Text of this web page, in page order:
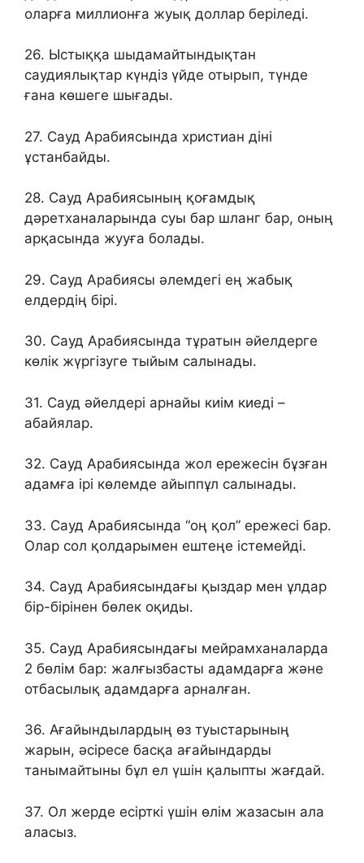
оларға миллионға жуық доллар беріледі.
26. Ыстыққа шыдамайтындықтан
саудиялықтар күндіз үйде отырып, түнде
ғана көшеге шығады.
27. Сауд Арабиясында христиан діні
ұстанбайды.
28. Сауд Арабиясының қоғамдық
дәретханаларында суы бар шланг бар, оның
арқасында жууға болады.
29. Сауд Арабиясы әлемдегі ең жабық
елдердің бірі.
30. Сауд Арабиясында тұратын әйелдерге
көлік жүргізуге тыйым салынады.
31. Сауд әйелдері арнайы киім киеді –
абайялар.
32. Сауд Арабиясында жол ережесін бұзған
адамға ірі көлемде айыппұл салынады.
33. Сауд Арабиясында “оң қол” ережесі бар.
Олар сол қолдарымен ештеңе істемейді.
34. Сауд Арабиясындағы қыздар мен ұлдар
бір-бірінен бөлек оқиды.
35. Сауд Арабиясындағы мейрамханаларда
2 бөлім бар: жалғызбасты адамдарға және
отбасылық адамдарға арналған.
36. Ағайындылардың өз туыстарының
жарын, әсіресе басқа ағайындарды
танымайтыны бұл ел үшін қалыпты жағдай.
37. Ол жерде есірткі үшін өлім жазасын ала
аласыз.